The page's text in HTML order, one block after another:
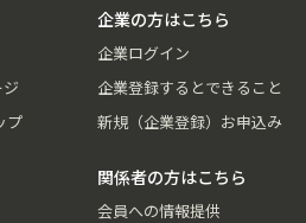
プ
企業の方はこちら
企業ログイン
企業登録するとできること
新規（企業登録）お申込み
関係者の方はこちら
会員への情報提供